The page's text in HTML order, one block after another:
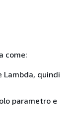
come:
Lambda, quindi
parametro e